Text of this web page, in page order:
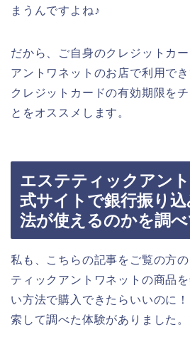
まうんですよね♪
だから、ご自身のクレジットカ
アントワネットのお店で利用で
クレジットカードの有効期限を
とをオススメします。
エステティックアン
式サイトで銀行振り
法が使えるのかを調べ
私も、こちらの記事をご覧の方
ティックアントワネットの商品
い方法で購入できたらいいのに
索して調べた体験がありました。